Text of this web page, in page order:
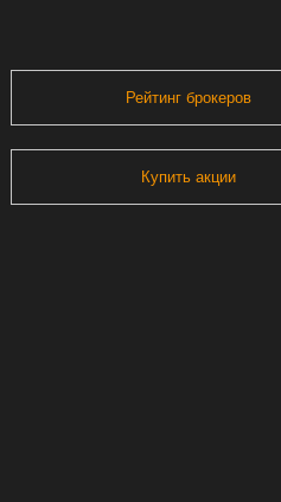
Рейтинг брокеров
Купить акции